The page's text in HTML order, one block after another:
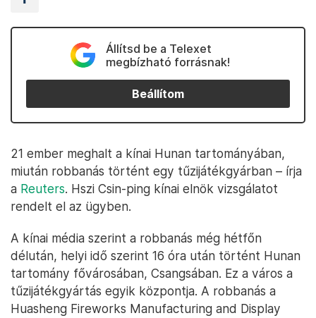
Állítsd be a Telexet
megbízható forrásnak!
Beállítom
21 ember meghalt a kínai Hunan tartományában,
miután robbanás történt egy tűzijátékgyárban – írja
a Reuters. Hszi Csin-ping kínai elnök vizsgálatot
rendelt el az ügyben.
A kínai média szerint a robbanás még hétfőn
délután, helyi idő szerint 16 óra után történt Hunan
tartomány fővárosában, Csangsában. Ez a város a
tűzijátékgyártás egyik központja. A robbanás a
Huasheng Fireworks Manufacturing and Display